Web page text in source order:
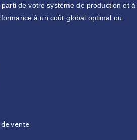
de votre système de production et à
à un coût global optimal ou
vente